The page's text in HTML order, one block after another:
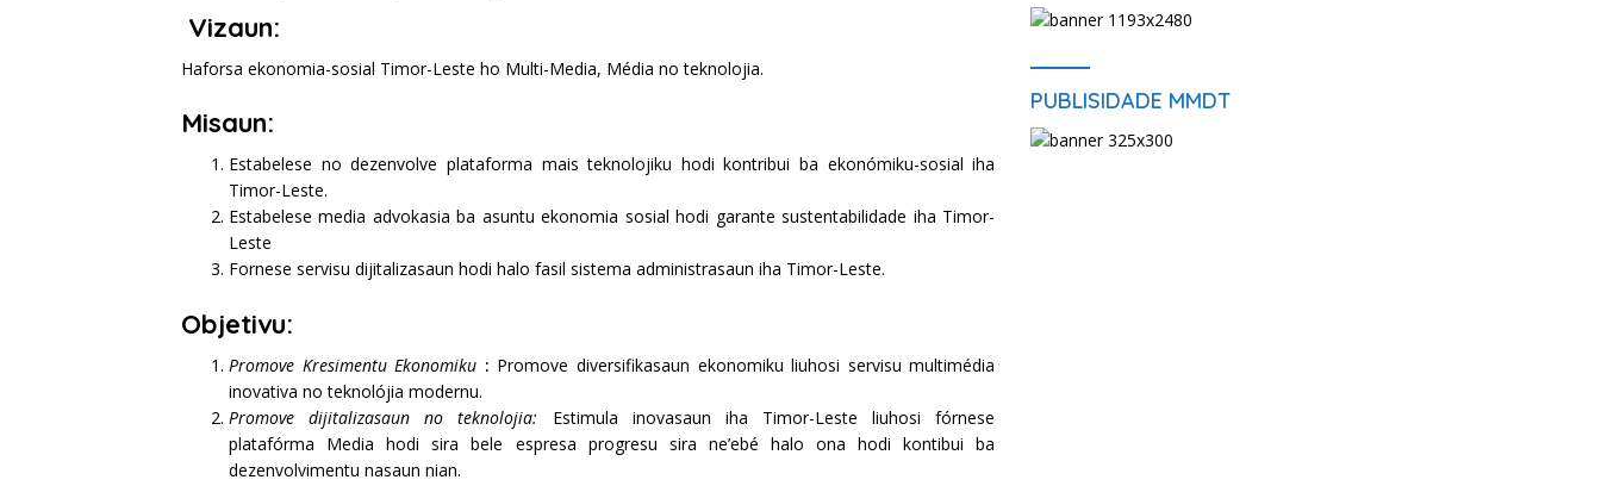
Vizaun:
Haforsa ekonomia-sosial Timor-Leste ho Multi-Media, Média no teknolojia.
Misaun:
Estabelese no dezenvolve plataforma mais teknolojiku hodi kontribui ba ekonómiku-sosial iha
Timor-Leste.
Estabelese media advokasia ba asuntu ekonomia sosial hodi garante sustentabilidade iha Timor-
Leste
Fornese servisu dijitalizasaun hodi halo fasil sistema administrasaun iha Timor-Leste.
Objetivu:
Promove Kresimentu Ekonomiku : Promove diversifikasaun ekonomiku liuhosi servisu multimédia
inovativa no teknolójia modernu.
Promove dijitalizasaun no teknolojia: Estimula inovasaun iha Timor-Leste liuhosi fórnese
platafórma Media hodi sira bele espresa progresu sira ne’ebé halo ona hodi kontibui ba
dezenvolvimentu nasaun nian.
PUBLISIDADE MMDT